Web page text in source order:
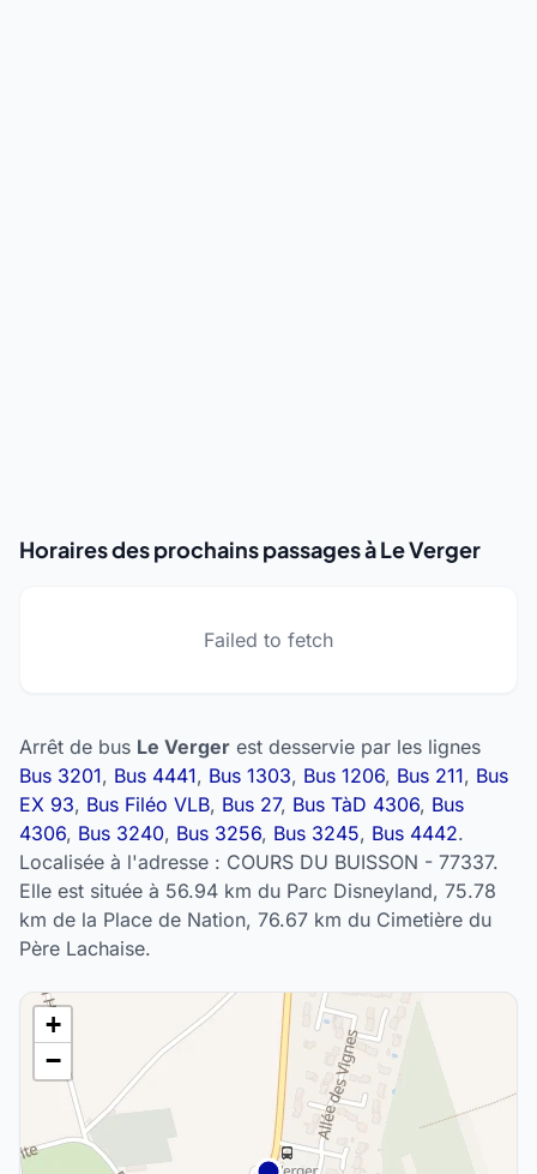
Horaires des prochains passages à Le Verger
Failed to fetch
Arrêt de bus Le Verger est desservie par les lignes
Bus 3201, Bus 4441, Bus 1303, Bus 1206, Bus 211, Bus
EX 93, Bus Filéo VLB, Bus 27, Bus TàD 4306, Bus
4306, Bus 3240, Bus 3256, Bus 3245, Bus 4442.
Localisée à l'adresse : COURS DU BUISSON - 77337.
Elle est située à 56.94 km du Parc Disneyland, 75.78
km de la Place de Nation, 76.67 km du Cimetière du
Père Lachaise.
+
−